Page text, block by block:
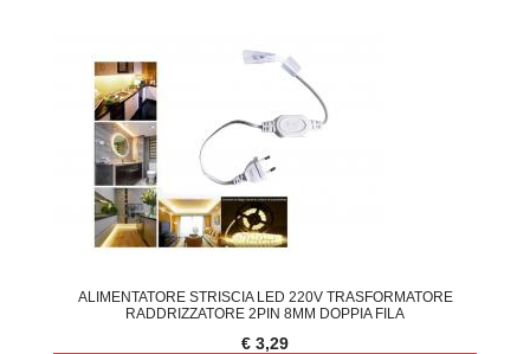
ALIMENTATORE STRISCIA LED 220V TRASFORMATORE
RADDRIZZATORE 2PIN 8MM DOPPIA FILA
€ 3,29